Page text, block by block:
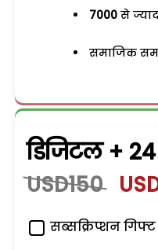
7000 से
समाजिक
डिजिटल +
USD150
सब्सक्रिप्शन